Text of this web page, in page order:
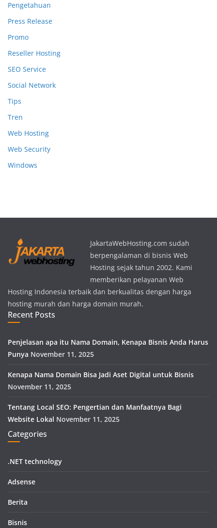
Pengetahuan
Press Release
Promo
Reseller Hosting
SEO Service
Social Network
Tips
Tren
Web Hosting
Web Security
Windows
JakartaWebHosting.com sudah
berpengalaman di bisnis Web
Hosting sejak tahun 2002. Kami
memberikan pelayanan Web
Hosting Indonesia terbaik dan berkualitas dengan harga
hosting murah dan harga domain murah.
Recent Posts
Penjelasan apa itu Nama Domain, Kenapa Bisnis Anda Harus
Punya November 11, 2025
Kenapa Nama Domain Bisa Jadi Aset Digital untuk Bisnis
November 11, 2025
Tentang Local SEO: Pengertian dan Manfaatnya Bagi
Website Lokal November 11, 2025
Categories
.NET technology
Adsense
Berita
Bisnis